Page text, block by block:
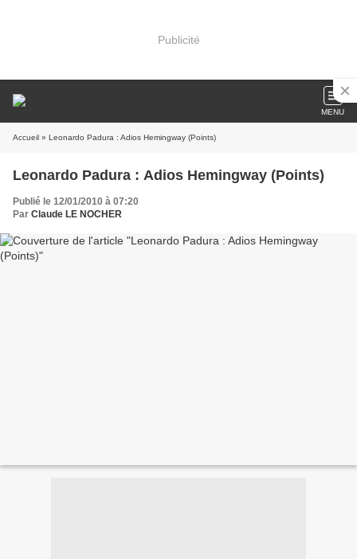
Publicité
MENU
Accueil » Leonardo Padura : Adios Hemingway (Points)
Leonardo Padura : Adios Hemingway (Points)
Publié le 12/01/2010 à 07:20
Par Claude LE NOCHER